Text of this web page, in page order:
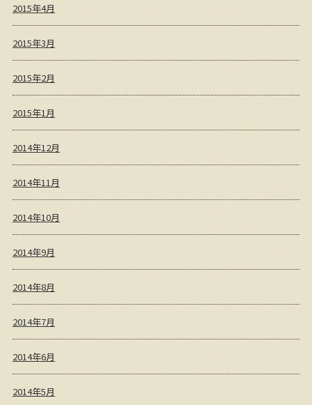
2015年4月
2015年3月
2015年2月
2015年1月
2014年12月
2014年11月
2014年10月
2014年9月
2014年8月
2014年7月
2014年6月
2014年5月